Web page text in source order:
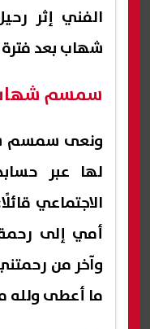
الفني إثر
شهاب بعد
سمسم شهاب
ونعى سمسم
لها عبر
الاجتماعي
أمي إلى
وآخر من
ما أعطى ولله